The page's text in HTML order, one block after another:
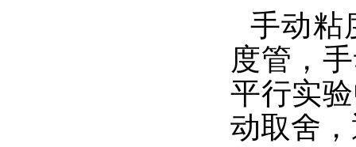
手动粘
度管，
平行实
动取舍